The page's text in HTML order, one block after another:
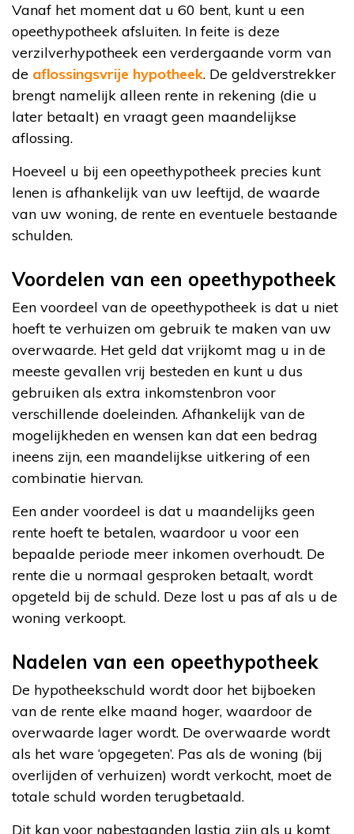
Vanaf het moment dat u 60 bent, kunt u een
opeethypotheek afsluiten. In feite is deze
verzilverhypotheek een verdergaande vorm van
de aflossingsvrije hypotheek. De geldverstrekker
brengt namelijk alleen rente in rekening (die u
later betaalt) en vraagt geen maandelijkse
aflossing.
Hoeveel u bij een opeethypotheek precies kunt
lenen is afhankelijk van uw leeftijd, de waarde
van uw woning, de rente en eventuele bestaande
schulden.
Voordelen van een opeethypotheek
Een voordeel van de opeethypotheek is dat u niet
hoeft te verhuizen om gebruik te maken van uw
overwaarde. Het geld dat vrijkomt mag u in de
meeste gevallen vrij besteden en kunt u dus
gebruiken als extra inkomstenbron voor
verschillende doeleinden. Afhankelijk van de
mogelijkheden en wensen kan dat een bedrag
ineens zijn, een maandelijkse uitkering of een
combinatie hiervan.
Een ander voordeel is dat u maandelijks geen
rente hoeft te betalen, waardoor u voor een
bepaalde periode meer inkomen overhoudt. De
rente die u normaal gesproken betaalt, wordt
opgeteld bij de schuld. Deze lost u pas af als u de
woning verkoopt.
Nadelen van een opeethypotheek
De hypotheekschuld wordt door het bijboeken
van de rente elke maand hoger, waardoor de
overwaarde lager wordt. De overwaarde wordt
als het ware ‘opgegeten’. Pas als de woning (bij
overlijden of verhuizen) wordt verkocht, moet de
totale schuld worden terugbetaald.
Dit kan voor nabestaanden lastig zijn als u komt